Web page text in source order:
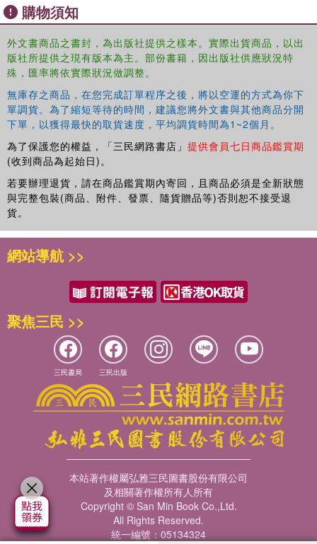
購物須知
外文書商品之書封，為出版社提供之樣本。實際出貨商品，以出
版社所提供之現有版本為主。部份書籍，因出版社供應狀況特
殊，匯率將依實際狀況做調整。
無庫存之商品，在您完成訂單程序之後，將以空運的方式為你下
單調貨。為了縮短等待的時間，建議您將外文書與其他商品分開
下單，以獲得最快的取貨速度，平均調貨時間為1~2個月。
為了保護您的權益，「三民網路書店」 提供會員七日商品鑑賞期
(收到商品為起始日)。
若要辦理退貨，請在商品鑑賞期內寄回，且商品必須是全新狀態
與完整包裝(商品、附件、發票、隨貨贈品等)否則恕不接受退
貨。
網站導航 >>
聚焦三民 >>
三民書局 三民出版
本站著作權屬弘雅三民圖書股份有限公司
及相關著作權所有人所有
Copyright © San Min Book Co.,Ltd.
All Rights Reserved.
統一編號：05134324